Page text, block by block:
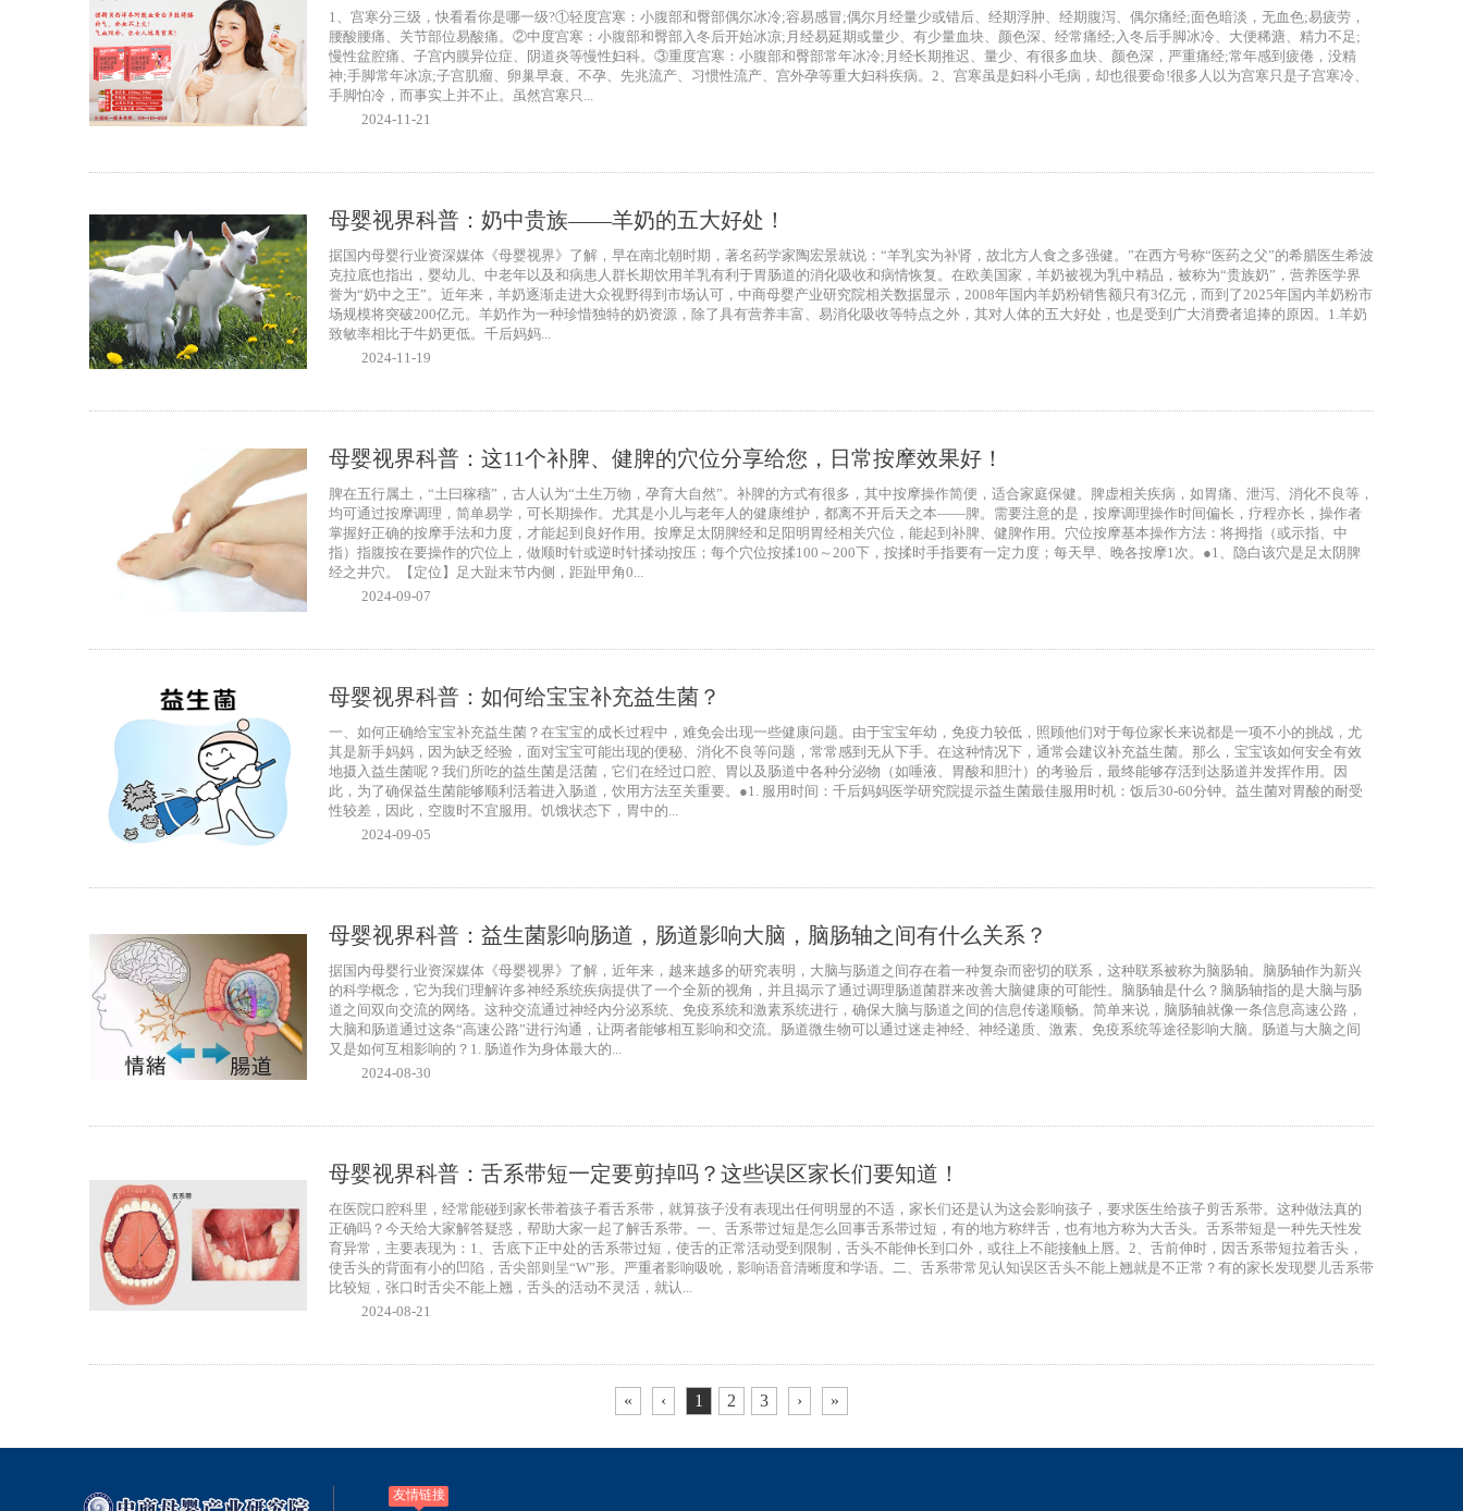
1、宫寒分三级，快看看你是哪一级?①轻度宫寒：小腹部和臀部偶尔冰冷;容易感冒;偶尔月经量少或错后、经期浮肿、经期腹泻、偶尔痛经;面色暗淡，无血色;易疲劳，
腰酸腰痛、关节部位易酸痛。②中度宫寒：小腹部和臀部入冬后开始冰凉;月经易延期或量少、有少量血块、颜色深、经常痛经;入冬后手脚冰冷、大便稀溏、精力不足;
慢性盆腔痛、子宫内膜异位症、阴道炎等慢性妇科。③重度宫寒：小腹部和臀部常年冰冷;月经长期推迟、量少、有很多血块、颜色深，严重痛经;常年感到疲倦，没精
神;手脚常年冰凉;子宫肌瘤、卵巢早衰、不孕、先兆流产、习惯性流产、宫外孕等重大妇科疾病。2、宫寒虽是妇科小毛病，却也很要命!很多人以为宫寒只是子宫寒冷、
手脚怕冷，而事实上并不止。虽然宫寒只...
2024-11-21
母婴视界科普：奶中贵族——羊奶的五大好处！
据国内母婴行业资深媒体《母婴视界》了解，早在南北朝时期，著名药学家陶宏景就说：“羊乳实为补肾，故北方人食之多强健。”在西方号称“医药之父”的希腊医生希波
克拉底也指出，婴幼儿、中老年以及和病患人群长期饮用羊乳有利于胃肠道的消化吸收和病情恢复。在欧美国家，羊奶被视为乳中精品，被称为“贵族奶”，营养医学界
誉为“奶中之王”。近年来，羊奶逐渐走进大众视野得到市场认可，中商母婴产业研究院相关数据显示，2008年国内羊奶粉销售额只有3亿元，而到了2025年国内羊奶粉市
场规模将突破200亿元。羊奶作为一种珍惜独特的奶资源，除了具有营养丰富、易消化吸收等特点之外，其对人体的五大好处，也是受到广大消费者追捧的原因。1.羊奶
致敏率相比于牛奶更低。千后妈妈...
2024-11-19
母婴视界科普：这11个补脾、健脾的穴位分享给您，日常按摩效果好！
脾在五行属土，“土曰稼穑”，古人认为“土生万物，孕育大自然”。补脾的方式有很多，其中按摩操作简便，适合家庭保健。脾虚相关疾病，如胃痛、泄泻、消化不良等，
均可通过按摩调理，简单易学，可长期操作。尤其是小儿与老年人的健康维护，都离不开后天之本——脾。需要注意的是，按摩调理操作时间偏长，疗程亦长，操作者
掌握好正确的按摩手法和力度，才能起到良好作用。按摩足太阴脾经和足阳明胃经相关穴位，能起到补脾、健脾作用。穴位按摩基本操作方法：将拇指（或示指、中
指）指腹按在要操作的穴位上，做顺时针或逆时针揉动按压；每个穴位按揉100～200下，按揉时手指要有一定力度；每天早、晚各按摩1次。●1、隐白该穴是足太阴脾
经之井穴。【定位】足大趾末节内侧，距趾甲角0...
2024-09-07
母婴视界科普：如何给宝宝补充益生菌？
一、如何正确给宝宝补充益生菌？在宝宝的成长过程中，难免会出现一些健康问题。由于宝宝年幼，免疫力较低，照顾他们对于每位家长来说都是一项不小的挑战，尤
其是新手妈妈，因为缺乏经验，面对宝宝可能出现的便秘、消化不良等问题，常常感到无从下手。在这种情况下，通常会建议补充益生菌。那么，宝宝该如何安全有效
地摄入益生菌呢？我们所吃的益生菌是活菌，它们在经过口腔、胃以及肠道中各种分泌物（如唾液、胃酸和胆汁）的考验后，最终能够存活到达肠道并发挥作用。因
此，为了确保益生菌能够顺利活着进入肠道，饮用方法至关重要。●1. 服用时间：千后妈妈医学研究院提示益生菌最佳服用时机：饭后30-60分钟。益生菌对胃酸的耐受
性较差，因此，空腹时不宜服用。饥饿状态下，胃中的...
2024-09-05
母婴视界科普：益生菌影响肠道，肠道影响大脑，脑肠轴之间有什么关系？
据国内母婴行业资深媒体《母婴视界》了解，近年来，越来越多的研究表明，大脑与肠道之间存在着一种复杂而密切的联系，这种联系被称为脑肠轴。脑肠轴作为新兴
的科学概念，它为我们理解许多神经系统疾病提供了一个全新的视角，并且揭示了通过调理肠道菌群来改善大脑健康的可能性。脑肠轴是什么？脑肠轴指的是大脑与肠
道之间双向交流的网络。这种交流通过神经内分泌系统、免疫系统和激素系统进行，确保大脑与肠道之间的信息传递顺畅。简单来说，脑肠轴就像一条信息高速公路，
大脑和肠道通过这条“高速公路”进行沟通，让两者能够相互影响和交流。肠道微生物可以通过迷走神经、神经递质、激素、免疫系统等途径影响大脑。肠道与大脑之间
又是如何互相影响的？1. 肠道作为身体最大的...
2024-08-30
母婴视界科普：舌系带短一定要剪掉吗？这些误区家长们要知道！
在医院口腔科里，经常能碰到家长带着孩子看舌系带，就算孩子没有表现出任何明显的不适，家长们还是认为这会影响孩子，要求医生给孩子剪舌系带。这种做法真的
正确吗？今天给大家解答疑惑，帮助大家一起了解舌系带。一、舌系带过短是怎么回事舌系带过短，有的地方称绊舌，也有地方称为大舌头。舌系带短是一种先天性发
育异常，主要表现为：1、舌底下正中处的舌系带过短，使舌的正常活动受到限制，舌头不能伸长到口外，或往上不能接触上唇。2、舌前伸时，因舌系带短拉着舌头，
使舌头的背面有小的凹陷，舌尖部则呈“W”形。严重者影响吸吮，影响语音清晰度和学语。二、舌系带常见认知误区舌头不能上翘就是不正常？有的家长发现婴儿舌系带
比较短，张口时舌尖不能上翘，舌头的活动不灵活，就认...
2024-08-21
« ‹ 1 2 3 › »
友情链接